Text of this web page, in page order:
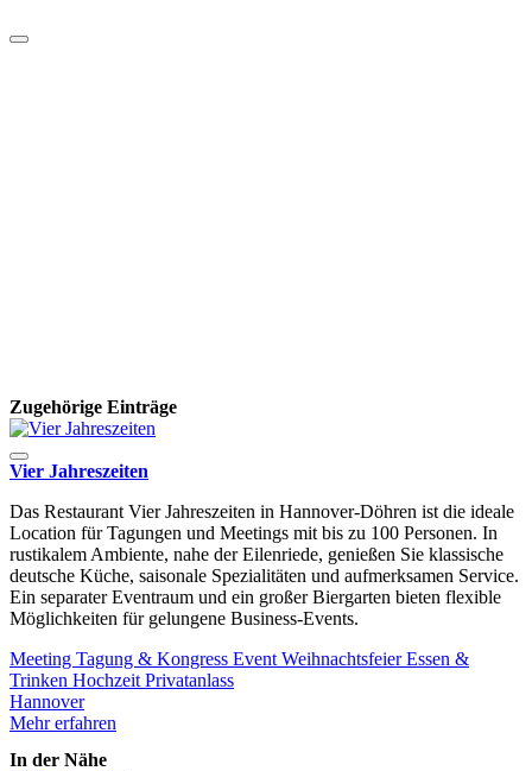
Zugehörige Einträge
Vier Jahreszeiten
Das Restaurant Vier Jahreszeiten in Hannover-Döhren ist die ideale
Location für Tagungen und Meetings mit bis zu 100 Personen. In
rustikalem Ambiente, nahe der Eilenriede, genießen Sie klassische
deutsche Küche, saisonale Spezialitäten und aufmerksamen Service.
Ein separater Eventraum und ein großer Biergarten bieten flexible
Möglichkeiten für gelungene Business-Events.
Meeting Tagung & Kongress Event WeihnachtsfeierEssen &
Trinken Hochzeit Privatanlass
Hannover
Mehr erfahren
In der Nähe